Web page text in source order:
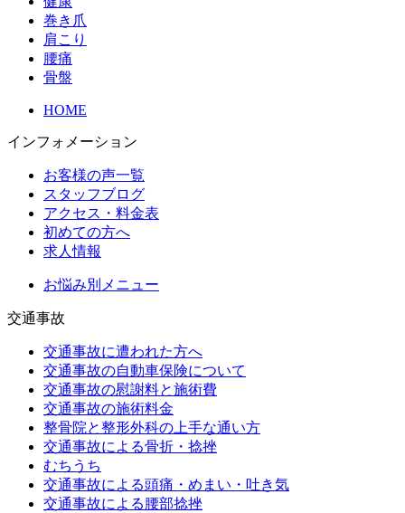
巻き爪
肩こり
腰痛
骨盤
HOME
インフォメーション
お客様の声一覧
スタッフブログ
アクセス・料金表
初めての方へ
求人情報
お悩み別メニュー
交通事故
交通事故に遭われた方へ
交通事故の自動車保険について
交通事故の慰謝料と施術費
交通事故の施術料金
整骨院と整形外科の上手な通い方
交通事故による骨折・捻挫
むちうち
交通事故による頭痛・めまい・吐き気
交通事故による腰部捻挫